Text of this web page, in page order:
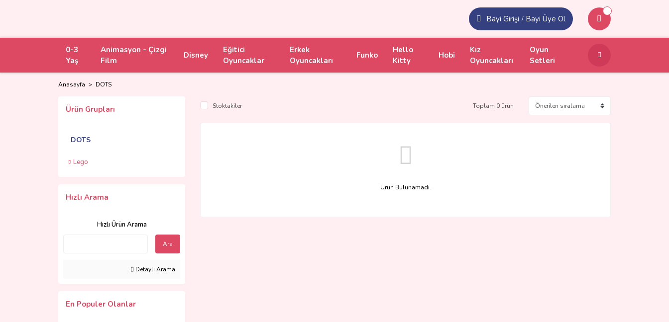
Bayi Girişi / Bayi Üye Ol
0-3
Yaş
Animasyon - Çizgi
Film
Disney
Eğitici
Oyuncaklar
Erkek
Oyuncakları
Funko
Hello
Kitty
Hobi
Kız
Oyuncakları
Oyun
Setleri
Anasayfa DOTS
Ürün Grupları
DOTS
Lego
Hızlı Arama
Hızlı Ürün Arama
Ara
Detaylı Arama
En Populer Olanlar
Stoktakiler Toplam 0 ürün
Ürün Bulunamadı.